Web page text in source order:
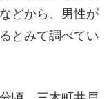
どから、男性が
とみて調べてい